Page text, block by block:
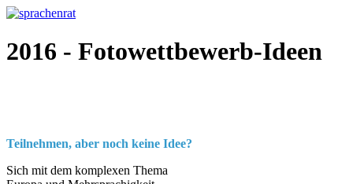
2016 - Fotowettbewerb-Ideen
Teilnehmen, aber noch keine Idee?
Sich mit dem komplexen Thema